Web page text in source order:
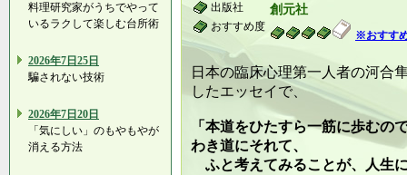
料理研究家がうちでやって
いるラクして楽しむ台所術
2026年7日25日
騙されない技術
2026年7日20日
「気にしい」のもやもやが
消える方法
出版社 創元社
おすすめ度
※おすす
日本の臨床心理第一人者の河合
したエッセイで、
「本道をひたすら一筋に歩むの
わき道にそれて、
ふと考えてみることが、人生